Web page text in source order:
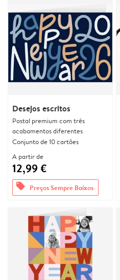
Desejos escritos
Postal premium com três
acabamentos diferentes
Conjunto de 10 cartões
A partir de
12,99 €
offers Preços Sempre Baixos